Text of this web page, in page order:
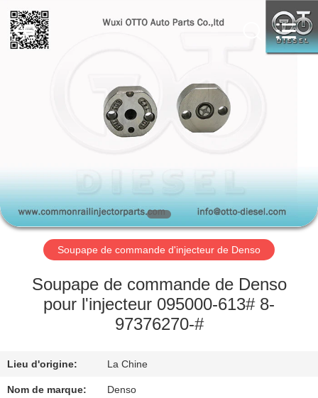
À
PROPOS
NOUS
L'USINE
PARTS
CO.,
LTD.
Rights
Soupape de commande d'injecteur de Denso
Soupape de commande de Denso
pour l'injecteur 095000-613# 8-
97376270-#
Lieu d'origine: La Chine
Nom de marque: Denso